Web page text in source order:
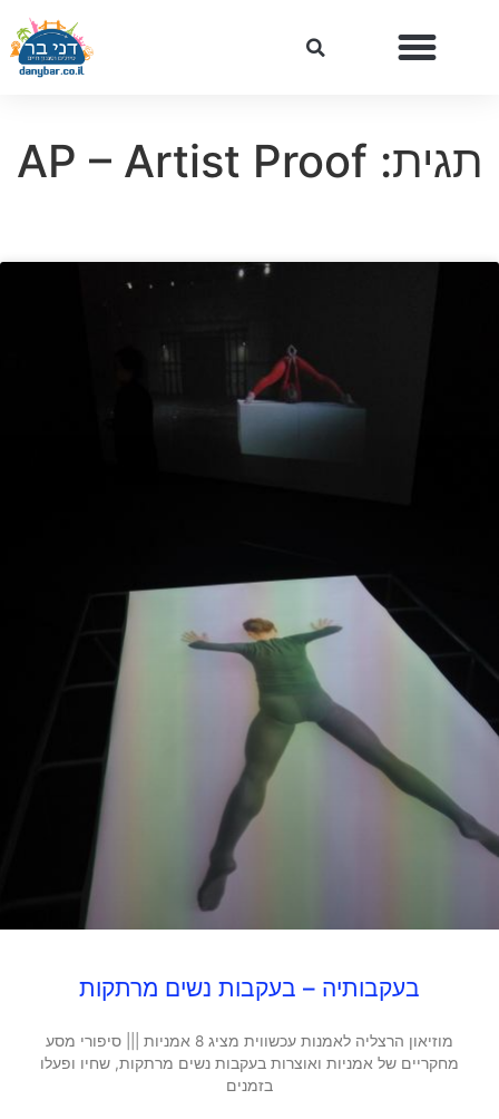
תגית: AP – Artist Proof
בעקבותיה – בעקבות נשים מרתקות
מוזיאון הרצליה לאמנות עכשווית מציג 8 אמניות ||| סיפורי מסע
מחקריים של אמניות ואוצרות בעקבות נשים מרתקות, שחיו ופעלו
בזמנים